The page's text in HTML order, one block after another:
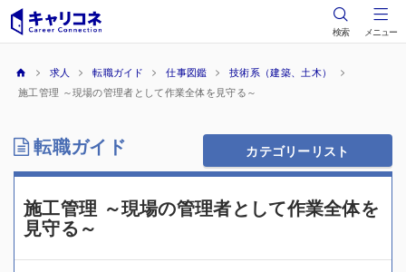
検索 メニュー
求人 転職ガイド 仕事図鑑
技術系（建築、土木）
施工管理 ～現場の管理者として作業全体を見守る～
転職ガイド カテゴリーリスト
施工管理 ～現場の管理者として作業全体を
見守る～